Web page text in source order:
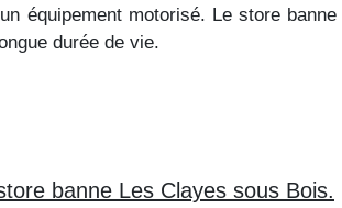
équipement motorisé. Le store
durée de vie.
banne Les Clayes sous Bois.